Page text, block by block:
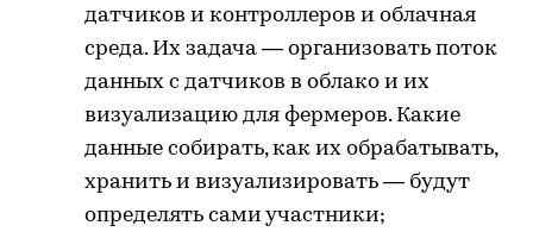
датчиков и контроллеров и облачная
среда. Их задача — организовать поток
данных с датчиков в облако и их
визуализацию для фермеров. Какие
данные собирать, как их обрабатывать,
хранить и визуализировать — будут
определять сами участники;